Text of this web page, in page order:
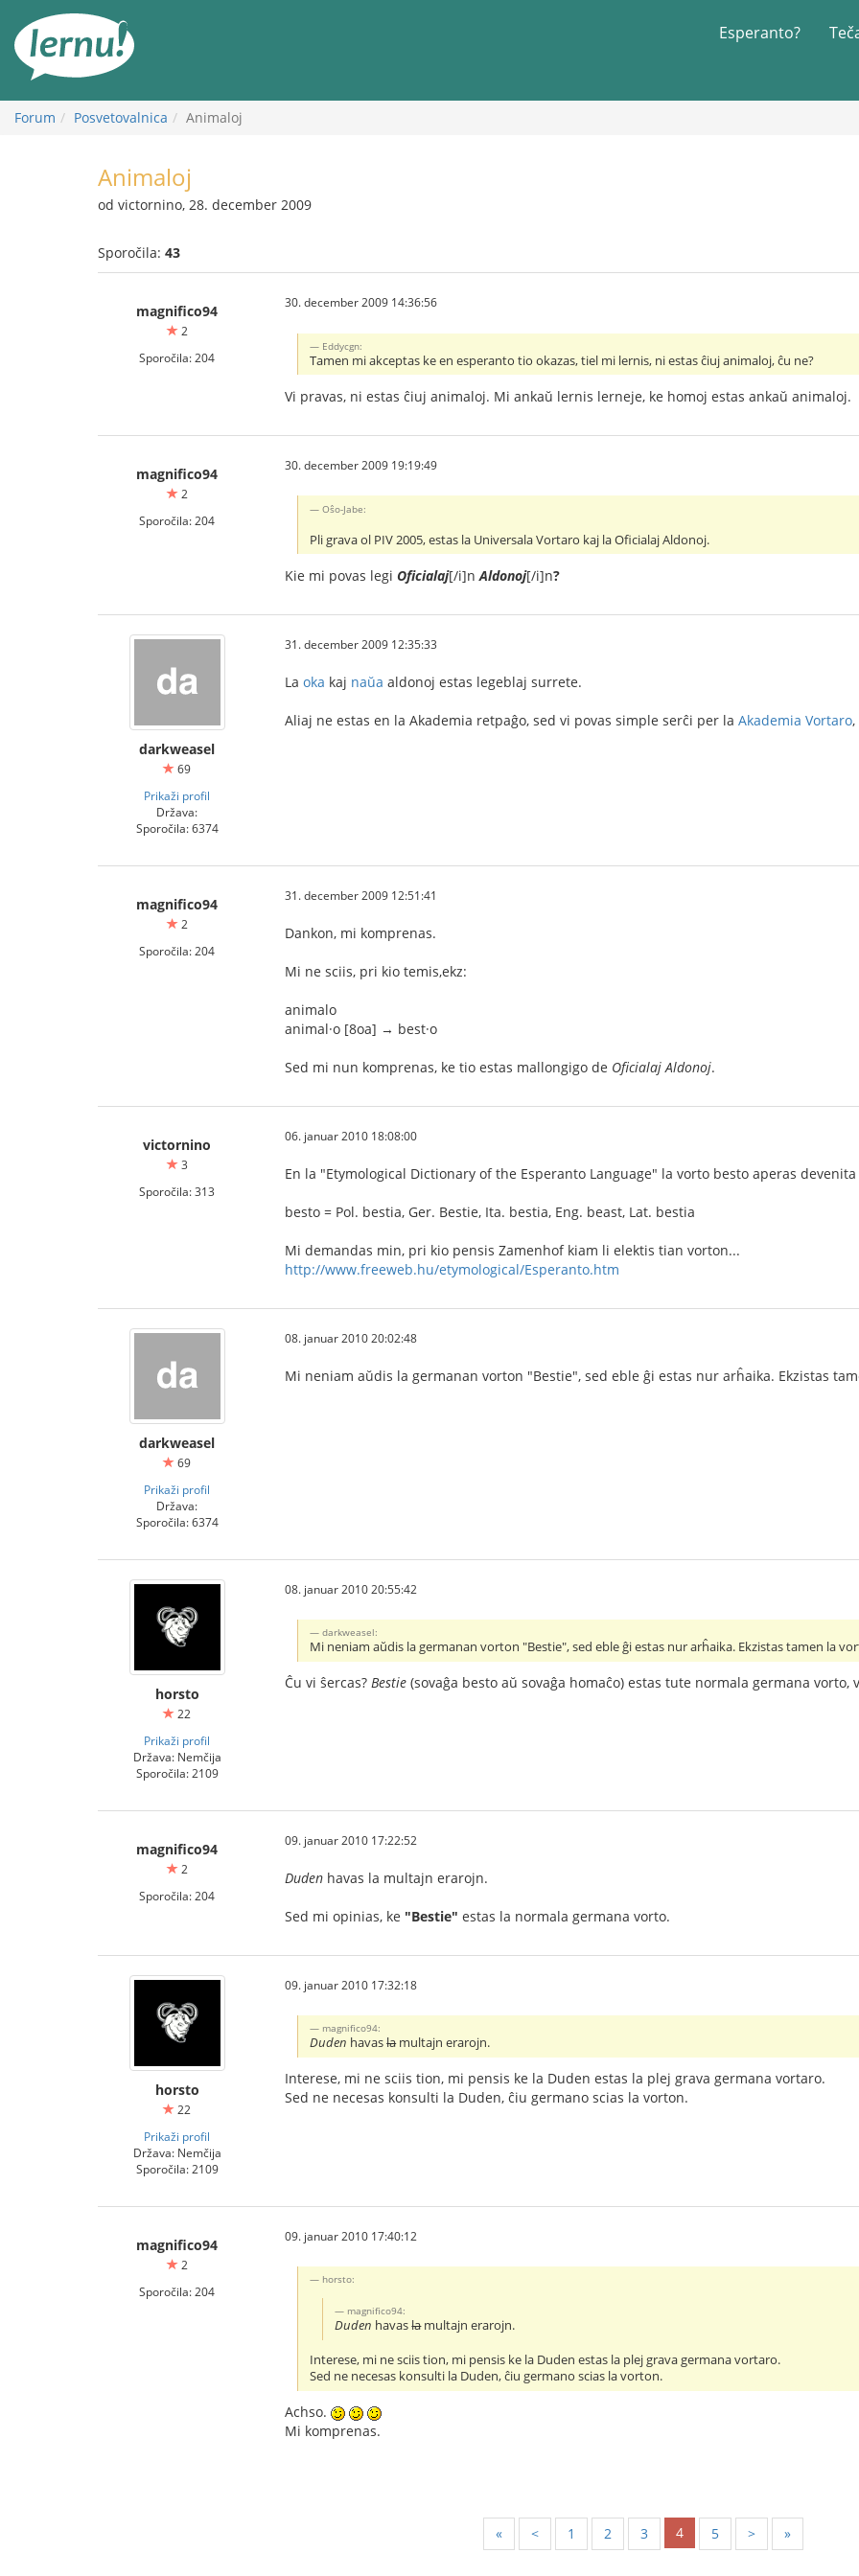
vsebini
Esperanto?
Forum Posvetovalnica Animaloj
Animaloj
od victornino, 28. december 2009
Sporočila: 43
magnifico94
2
Sporočila: 204
30. december 2009 14:36:56
Eddycgn:
Tamen mi akceptas ke en esperanto tio okazas, tiel mi lernis, ni estas ĉiuj animaloj, ĉu ne?
Vi pravas, ni estas ĉiuj animaloj. Mi ankaŭ lernis lerneje, ke homoj estas ankaŭ animaloj.
magnifico94
2
Sporočila: 204
30. december 2009 19:19:49
Oŝo-Jabe:
Pli grava ol PIV 2005, estas la Universala Vortaro kaj la Oficialaj Aldonoj.
Kie mi povas legi Oficialaj[/i]n Aldonoj[/i]n?
darkweasel
69
Prikaži profil
Država:
Sporočila: 6374
31. december 2009 12:35:33
La oka kaj naŭa aldonoj estas legeblaj surrete.
Aliaj ne estas en la Akademia retpaĝo, sed vi povas simple serĉi per la Akademia Vortaro
magnifico94
2
Sporočila: 204
31. december 2009 12:51:41
Dankon, mi komprenas.
Mi ne sciis, pri kio temis,ekz:
animalo
animal·o [8oa] → best·o
Sed mi nun komprenas, ke tio estas mallongigo de Oficialaj Aldonoj.
victornino
3
Sporočila: 313
06. januar 2010 18:08:00
En la "Etymological Dictionary of the Esperanto Language" la vorto besto aperas
besto = Pol. bestia, Ger. Bestie, Ita. bestia, Eng. beast, Lat. bestia
Mi demandas min, pri kio pensis Zamenhof kiam li elektis tian vorton...
http://www.freeweb.hu/etymological/Esperanto.htm
darkweasel
69
Prikaži profil
Država:
Sporočila: 6374
08. januar 2010 20:02:48
Mi neniam aŭdis la germanan vorton "Bestie", sed eble ĝi estas nur arĥaika. Ekzistas
horsto
22
Prikaži profil
Država: Nemčija
Sporočila: 2109
08. januar 2010 20:55:42
darkweasel:
Mi neniam aŭdis la germanan vorton "Bestie", sed eble ĝi estas nur arĥaika. Ekzistas tamen la
Ĉu vi ŝercas? Bestie (sovaĝa besto aŭ sovaĝa homaĉo) estas tute normala germana
magnifico94
2
Sporočila: 204
09. januar 2010 17:22:52
Duden havas la multajn erarojn.
Sed mi opinias, ke "Bestie" estas la normala germana vorto.
horsto
22
Prikaži profil
Država: Nemčija
Sporočila: 2109
09. januar 2010 17:32:18
magnifico94:
Duden havaslamultajn erarojn.
Interese, mi ne sciis tion, mi pensis ke la Duden estas la plej grava germana vortaro.
Sed ne necesas konsulti la Duden, ĉiu germano scias la vorton.
magnifico94
2
Sporočila: 204
09. januar 2010 17:40:12
horsto:
magnifico94:
Duden havaslamultajn erarojn.
Interese, mi ne sciis tion, mi pensis ke la Duden estas la plej grava germana vortaro.
Sed ne necesas konsulti la Duden, ĉiu germano scias la vorton.
Achso.
Mi komprenas.
« < 1 2 3 4 5 > »